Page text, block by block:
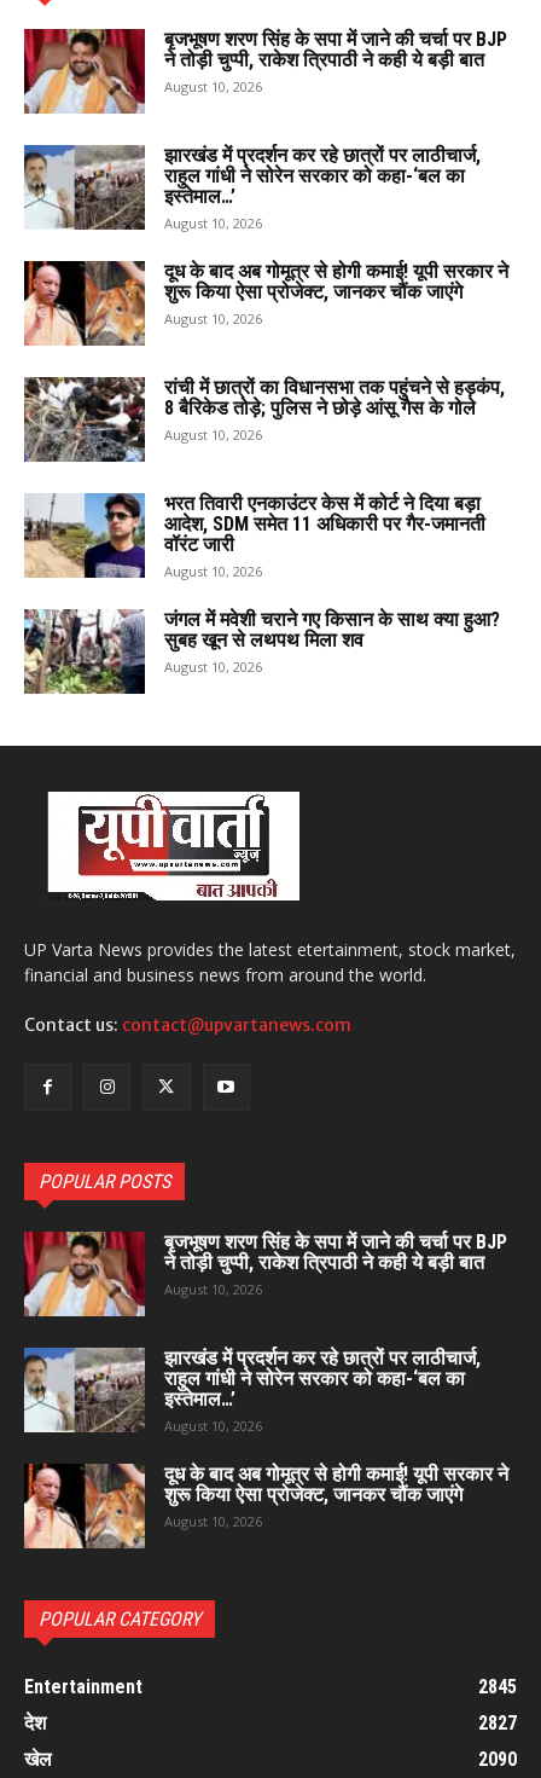
बृजभूषण शरण सिंह के सपा में जाने की चर्चा पर BJP
ने तोड़ी चुप्पी, राकेश त्रिपाठी ने कही ये बड़ी बात
August 10, 2026
झारखंड में प्रदर्शन कर रहे छात्रों पर लाठीचार्ज,
राहुल गांधी ने सोरेन सरकार को कहा-‘बल का
इस्तेमाल…’
August 10, 2026
दूध के बाद अब गोमूत्र से होगी कमाई! यूपी सरकार ने
शुरू किया ऐसा प्रोजेक्ट, जानकर चौंक जाएंगे
August 10, 2026
रांची में छात्रों का विधानसभा तक पहुंचने से हड़कंप,
8 बैरिकेड तोड़े; पुलिस ने छोड़े आंसू गैस के गोले
August 10, 2026
भरत तिवारी एनकाउंटर केस में कोर्ट ने दिया बड़ा
आदेश, SDM समेत 11 अधिकारी पर गैर-जमानती
वॉरंट जारी
August 10, 2026
जंगल में मवेशी चराने गए किसान के साथ क्या हुआ?
सुबह खून से लथपथ मिला शव
August 10, 2026
UP Varta News provides the latest etertainment, stock market,
financial and business news from around the world.
Contact us: contact@upvartanews.com
POPULAR POSTS
बृजभूषण शरण सिंह के सपा में जाने की चर्चा पर BJP
ने तोड़ी चुप्पी, राकेश त्रिपाठी ने कही ये बड़ी बात
August 10, 2026
झारखंड में प्रदर्शन कर रहे छात्रों पर लाठीचार्ज,
राहुल गांधी ने सोरेन सरकार को कहा-‘बल का
इस्तेमाल…’
August 10, 2026
दूध के बाद अब गोमूत्र से होगी कमाई! यूपी सरकार ने
शुरू किया ऐसा प्रोजेक्ट, जानकर चौंक जाएंगे
August 10, 2026
POPULAR CATEGORY
Entertainment
2845
देश
2827
खेल
2090